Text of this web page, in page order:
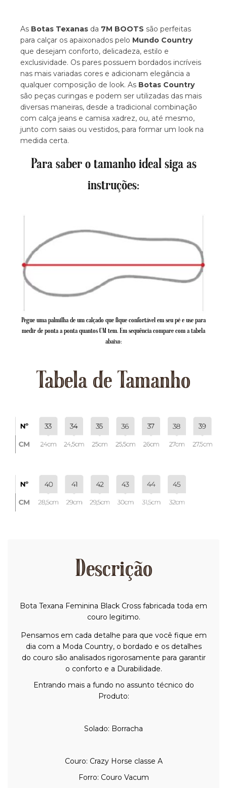
As Botas Texanas da 7M BOOTS são perfeitas
para calçar os apaixonados pelo Mundo Country
que desejam conforto, delicadeza, estilo e
exclusividade. Os pares possuem bordados incríveis
nas mais variadas cores e adicionam elegância a
qualquer composição de look. As Botas Country
são peças curingas e podem ser utilizadas das mais
diversas maneiras, desde a tradicional combinação
com calça jeans e camisa xadrez, ou, até mesmo,
junto com saias ou vestidos, para formar um look na
medida certa.
Para saber o tamanho ideal siga as
instruções:
Pegue uma palmilha de um calçado que fique confortável em seu pé e use para
medir de ponta a ponta quantos CM tem. Em sequência compare com a tabela
abaixo:
Tabela de Tamanho
Descrição
Bota Texana Feminina Black Cross fabricada toda em
couro legitimo.
Pensamos em cada detalhe para que você fique em
dia com a Moda Country, o bordado e os detalhes
do couro são analisados rigorosamente para garantir
o conforto e a Durabilidade.
Entrando mais a fundo no assunto técnico do
Produto:
Solado: Borracha
Couro: Crazy Horse classe A
Forro: Couro Vacum